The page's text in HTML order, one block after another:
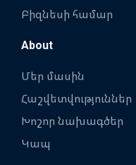
Բիզնեսի համար
About
Մեր մասին
Հաշվետվություններ
Խոշոր նախագծեր
Կապ